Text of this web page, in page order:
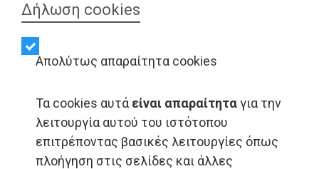
Δήλωση cookies
Απολύτως απαραίτητα cookies
Τα cookies αυτά είναι απαραίτηταγια την
λειτουργία αυτού του ιστότοπου
επιτρέποντας βασικές λειτουργίες όπως
πλοήγηση στις σελίδες και άλλες